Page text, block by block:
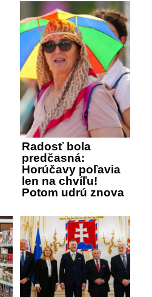
Radosť bola
predčasná:
Horúčavy poľavia
len na chvíľu!
Potom udrú znova